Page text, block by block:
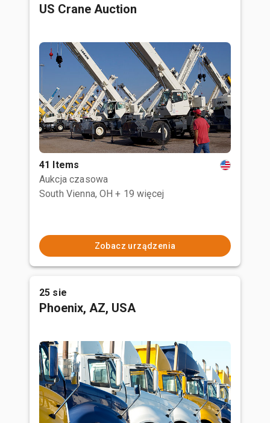
US Crane Auction
41 Items
Aukcja czasowa
South Vienna, OH + 19 więcej
Zobacz urządzenia
25 sie
Phoenix, AZ, USA